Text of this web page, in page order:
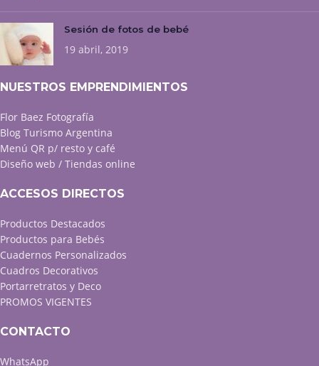
Sesión de fotos de bebé
19 abril, 2019
NUESTROS EMPRENDIMIENTOS
Flor Baez Fotografía
Blog Turismo Argentina
Menú QR p/ resto y café
Diseño web / Tiendas online
ACCESOS DIRECTOS
Productos Destacados
Productos para Bebés
Cuadernos Personalizados
Cuadros Decorativos
Portarretratos y Deco
PROMOS VIGENTES
CONTACTO
WhatsApp